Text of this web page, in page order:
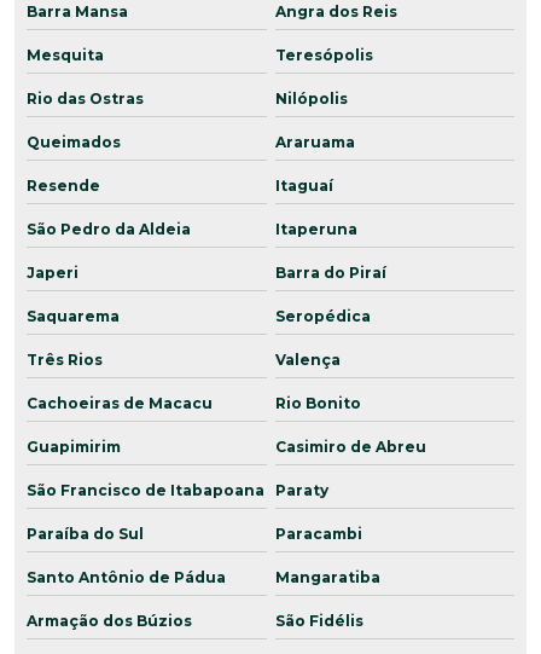
Barra Mansa Angra dos Reis
Mesquita Teresópolis
Rio das Ostras Nilópolis
Queimados Araruama
Resende Itaguaí
São Pedro da Aldeia Itaperuna
Japeri Barra do Piraí
Saquarema Seropédica
Três Rios Valença
Cachoeiras de Macacu Rio Bonito
Guapimirim Casimiro de Abreu
São Francisco de Itabapoana Paraty
Paraíba do Sul Paracambi
Santo Antônio de Pádua Mangaratiba
Armação dos Búzios São Fidélis